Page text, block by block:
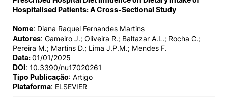
Hospitalised Patients: A Cross-Sectional Study
Nome: Diana Raquel Fernandes Martins
Autores: Gameiro J.; Oliveira R.; Baltazar A.L.; Rocha C.;
Pereira M.; Martins D.; Lima J.P.M.; Mendes F.
Data:01/01/2025
DOI: 10.3390/nu17020261
Tipo Publicação: Artigo
Plataforma: ELSEVIER